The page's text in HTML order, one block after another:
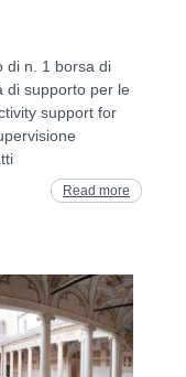
di n. 1 borsa di
di supporto per le
support for
Read more